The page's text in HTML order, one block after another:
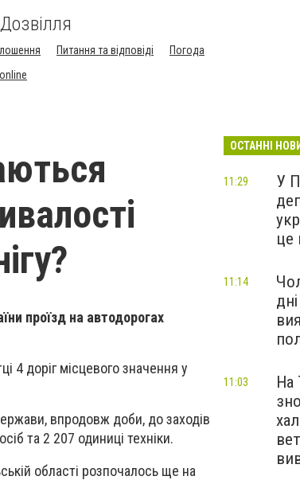
Дозвілля
Питання та відповіді
Погода
проїзд на автодорогах
4 доріг місцевого значення у
впродовж доби, до заходів
та 2 207 одиниці техніки.
області розпочалось ще на
ОСТАННІ
У
це
11:29
11:14
На
11:03